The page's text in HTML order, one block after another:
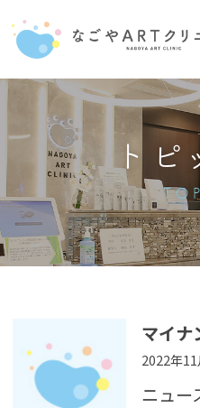
トピ
2022年
ニュー